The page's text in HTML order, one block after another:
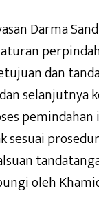
Darma
aturan
dan
selanjutnya
pemindahan
sesuai
oleh